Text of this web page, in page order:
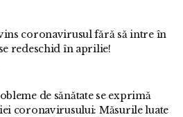
coronavirusul fără să intre în
redeschid în aprilie!
de sănătate se exprimă
coronavirusului: Măsurile luate